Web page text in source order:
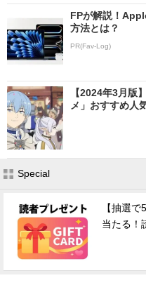
FPが解説！
方法とは？
PR(Fav-Log)
【2024年3月版
メ」おすすめ人
Special
【抽選
当たる！